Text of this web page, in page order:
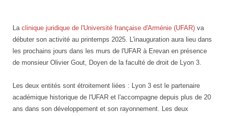
clinique
juridique
de
l'UFAR
La clinique juridique de l'Université française d'Arménie (UFAR) va
débuter son activité au printemps 2025. L'inauguration aura lieu dans
les prochains jours dans les murs de l'UFAR à Erevan en présence
de monsieur Olivier Gout, Doyen de la faculté de droit de Lyon 3.
Les deux entités sont étroitement liées : Lyon 3 est le partenaire
académique historique de l'UFAR et l'accompagne depuis plus de 20
ans dans son développement et son rayonnement. Les deux